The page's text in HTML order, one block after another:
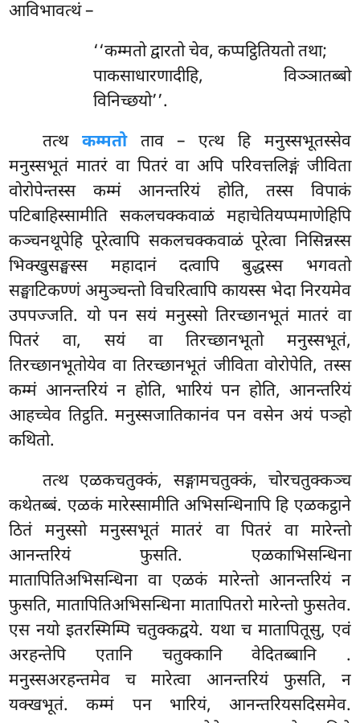
आविभावत्थं –
‘‘कम्मतो द्वारतो चेव, कप्पट्ठितियतो तथा;
पाकसाधारणादीहि, विञ्ञातब्बो
विनिच्छयो’’.
तत्थ कम्मतोताव – एत्थ हि मनुस्सभूतस्सेव
मनुस्सभूतं मातरं वा पितरं वा अपि परिवत्तलिङ्गं जीविता
वोरोपेन्तस्स कम्मं आनन्तरियं होति, तस्स विपाकं
पटिबाहिस्सामीति सकलचक्कवाळं महाचेतियप्पमाणेहिपि
कञ्चनथूपेहि पूरेत्वापि सकलचक्कवाळं पूरेत्वा निसिन्नस्स
भिक्खुसङ्घस्स महादानं दत्वापि बुद्धस्स भगवतो
सङ्घाटिकण्णं अमुञ्चन्तो विचरित्वापि कायस्स भेदा निरयमेव
उपपज्जति. यो पन सयं मनुस्सो तिरच्छानभूतं मातरं वा
पितरं वा, सयं वा तिरच्छानभूतो मनुस्सभूतं,
तिरच्छानभूतोयेव वा तिरच्छानभूतं जीविता वोरोपेति, तस्स
कम्मं आनन्तरियं न होति, भारियं पन होति, आनन्तरियं
आहच्चेव तिट्ठति. मनुस्सजातिकानंव पन वसेन अयं पञ्हो
कथितो.
तत्थ एळकचतुक्कं, सङ्गामचतुक्कं, चोरचतुक्कञ्च
कथेतब्बं. एळकं मारेस्सामीति अभिसन्धिनापि हि एळकट्ठाने
ठितं मनुस्सो मनुस्सभूतं मातरं वा पितरं वा मारेन्तो
आनन्तरियं फुसति. एळकाभिसन्धिना
मातापितिअभिसन्धिना वा एळकं मारेन्तो आनन्तरियं न
फुसति, मातापितिअभिसन्धिना मातापितरो मारेन्तो फुसतेव.
एसनयो इतरस्मिम्पि चतुक्कद्वये. यथा च मातापितूसु, एवं
अरहन्तेपि एतानि चतुक्कानि वेदितब्बानि .
मनुस्सअरहन्तमेव च मारेत्वा आनन्तरियं फुसति, न
यक्खभूतं. कम्मं पन भारियं, आनन्तरियसदिसमेव.